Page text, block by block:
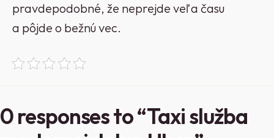
pravdepodobné, že neprejde veľa času
a pôjde o bežnú vec.
0 responses to “Taxi služba